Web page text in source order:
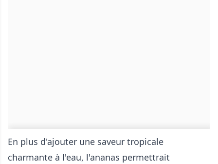
En plus d'ajouter une saveur tropicale
charmante à l'eau, l'ananas permettrait